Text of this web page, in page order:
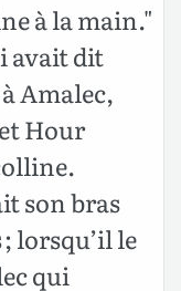
à la main."
avait dit
Amalec,
Hour
son bras
lorsqu’il le
qui